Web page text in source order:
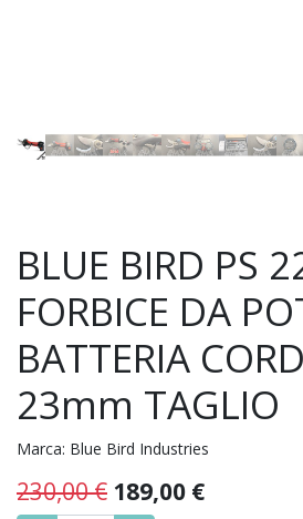
BLUE BIRD PS
FORBICE DA
BATTERIA
23mm TAGLIO
Marca: Blue Bird Industries
230,00€ 189,00 €